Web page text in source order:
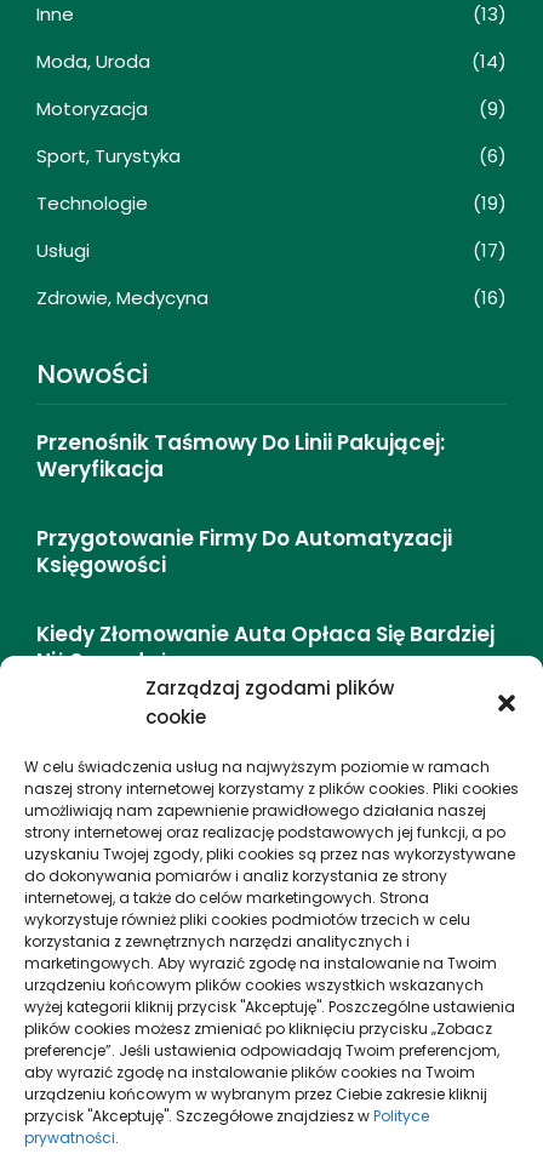
Zarządzaj zgodami plików
cookie
W celu świadczenia usług na najwyższym poziomie w ramach
naszej strony internetowej korzystamy z plików cookies. Pliki cookies
umożliwiają nam zapewnienie prawidłowego działania naszej
strony internetowej oraz realizację podstawowych jej funkcji, a po
uzyskaniu Twojej zgody, pliki cookies są przez nas wykorzystywane
do dokonywania pomiarów i analiz korzystania ze strony
internetowej, a także do celów marketingowych. Strona
wykorzystuje również pliki cookies podmiotów trzecich w celu
korzystania z zewnętrznych narzędzi analitycznych i
marketingowych. Aby wyrazić zgodę na instalowanie na Twoim
urządzeniu końcowym plików cookies wszystkich wskazanych
wyżej kategorii kliknij przycisk "Akceptuję". Poszczególne ustawienia
plików cookies możesz zmieniać po kliknięciu przycisku „Zobacz
preferencje”. Jeśli ustawienia odpowiadają Twoim preferencjom,
aby wyrazić zgodę na instalowanie plików cookies na Twoim
urządzeniu końcowym w wybranym przez Ciebie zakresie kliknij
przycisk "Akceptuję". Szczegółowe znajdziesz wPolityce
prywatności.
Inne
(13)
Moda, Uroda
(14)
Motoryzacja
(9)
Sport, Turystyka
(6)
Technologie
(19)
Usługi
(17)
Zdrowie, Medycyna
(16)
Nowości
Przenośnik Taśmowy Do Linii Pakującej:
Weryfikacja
Przygotowanie Firmy Do Automatyzacji
Księgowości
Kiedy Złomowanie Auta Opłaca Się Bardziej
Niż Sprzedaż
DMC (dopuszczalna Masa Całkowita) –
Definicja I Zasady
Jak Storytelling Zmienia Wycieczki Miejskie
– Doświadczenie I Emocje
proEuropa
proEuropa to miejsce, gdzie każdy może znaleźć
ciekawe informacje, które przydadzą mu się w
codziennym życiu. To zbiór porad dostępnych dla
każdego.
Dołącz do nas już teraz, czytaj i komentuj, udzielaj